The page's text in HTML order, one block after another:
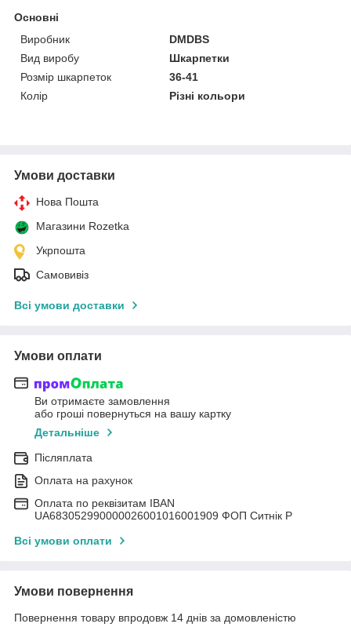
Основні
Виробник
DMDBS
Вид виробу
Шкарпетки
Розмір шкарпеток
36-41
Колір
Різні кольори
Умови доставки
Нова Пошта
Магазини Rozetka
Укрпошта
Самовивіз
Всі умови доставки
Умови оплати
Ви отримаєте замовлення
або гроші повернуться на вашу картку
Детальніше
Післяплата
Оплата на рахунок
Оплата по реквізитам IBAN
UА683052990000026001016001909 ФОП Ситнік Р
Всі умови оплати
Умови повернення
Повернення товару впродовж 14 днів за домовленістю